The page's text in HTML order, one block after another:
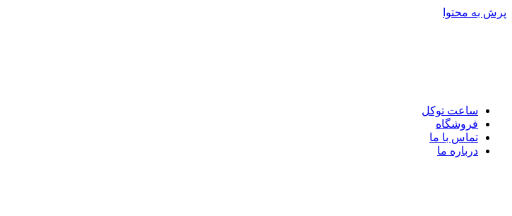
پرش به محتوا
ساعت توکل
فروشگاه
تماس با ما
درباره ما